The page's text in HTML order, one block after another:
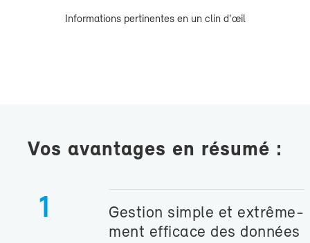
In­for­ma­tions per­ti­nentes en un clin d'œil
Vos avan­tages en ré­su­mé :
1
Ges­tion simple et ex­trê­me­
ment ef­fi­cace des don­nées